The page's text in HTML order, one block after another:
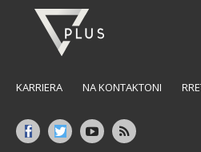
KARRIERA NA KONTAKTONI